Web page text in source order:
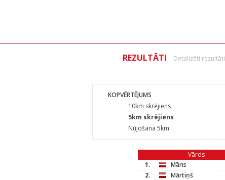
REZULTĀTI Detalizēti rezultāti
KOPVĒRTĒJUMS
10km skrējiens
5km skrējiens
Nūjošana 5km
Vārds
1.
Māris
2.
Mārtiņš